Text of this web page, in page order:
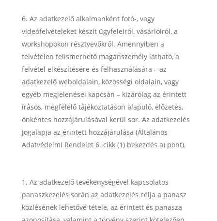
Az adatkezelő alkalmanként fotó-, vagy
videófelvételeket készít ügyfeleiről, vásárlóiról, a
workshopokon résztvevőkről. Amennyiben a
felvételen felismerhető magánszemély látható, a
felvétel elkészítésére és felhasználására – az
adatkezelő weboldalain, közösségi oldalain, vagy
egyéb megjelenései kapcsán – kizárólag az érintett
írásos, megfelelő tájékoztatáson alapuló, előzetes,
önkéntes hozzájárulásával kerül sor. Az adatkezelés
jogalapja az érintett hozzájárulása (Általános
Adatvédelmi Rendelet 6. cikk (1) bekezdés a) pont).
Az adatkezelő tevékenységével kapcsolatos
panaszkezelés során az adatkezelés célja a panasz
közlésének lehetővé tétele, az érintett és panasza